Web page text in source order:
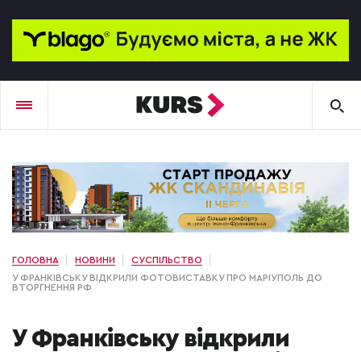
ГОЛОВНА НОВИНИ
СУСПІЛЬСТВО
У ФРАНКІВСЬКУ ВІДКРИЛИ ФОТОВИСТАВКУ ПРО МАРІУПОЛЬ ДО
ВТОРГНЕННЯ РФ
У Франківську відкрили